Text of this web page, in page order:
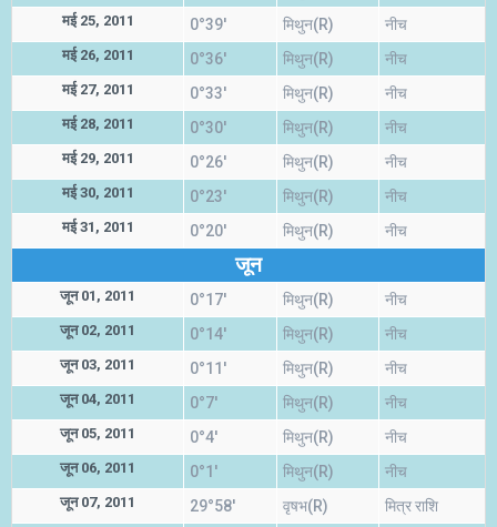
मई 25, 2011 0°39' मिथुन(R) नीच
मई 26, 2011 0°36' मिथुन(R) नीच
मई 27, 2011 0°33' मिथुन(R) नीच
मई 28, 2011 0°30' मिथुन(R) नीच
मई 29, 2011 0°26' मिथुन(R) नीच
मई 30, 2011 0°23' मिथुन(R) नीच
मई 31, 2011 0°20' मिथुन(R) नीच
जून
जून 01, 2011 0°17' मिथुन(R) नीच
जून 02, 2011 0°14' मिथुन(R) नीच
जून 03, 2011 0°11' मिथुन(R) नीच
जून 04, 2011 0°7' मिथुन(R) नीच
जून 05, 2011 0°4' मिथुन(R) नीच
जून 06, 2011 0°1' मिथुन(R) नीच
जून 07, 2011 29°58' वृषभ(R) मित्र राशि